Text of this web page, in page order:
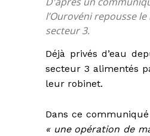
l’Ourovéni repousse
secteur 3.
Déjà privés d’eau
secteur 3 alimentés
leur robinet.
Dans ce
« une opération de